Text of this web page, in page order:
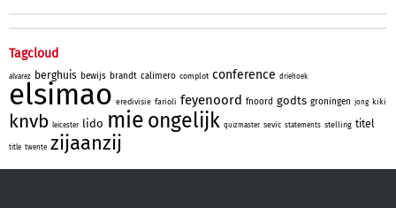
Tagcloud
alvarez berghuis bewijs brandt calimero complot conference driehoek
elsimao eredivisie farioli feyenoord fnoord godts groningen jong kiki
knvb leicester lido mie ongelijk quizmaster sevic statements stelling titel
title twente zijaanzij